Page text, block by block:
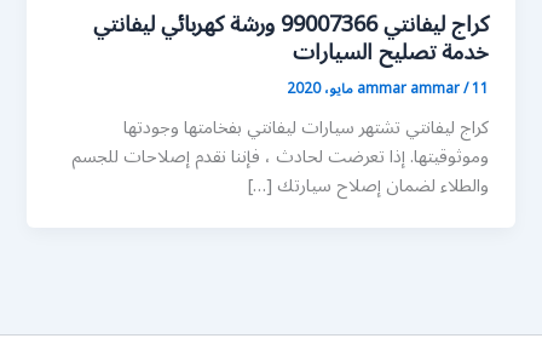
كراج ليفانتي 99007366 ورشة كهربائي ليفانتي
خدمة تصليح السيارات
ammar ammar/11 مايو، 2020
كراج ليفانتي تشتهر سيارات ليفانتي بفخامتها وجودتها
وموثوقيتها. إذا تعرضت لحادث ، فإننا نقدم إصلاحات للجسم
والطلاء لضمان إصلاح سيارتك […]